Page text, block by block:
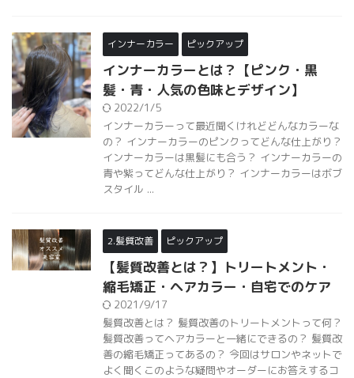
インナーカラー ピックアップ
インナーカラーとは？【ピンク・黒
髪・青・人気の色味とデザイン】
2022/1/5
インナーカラーって最近聞くけれどどんなカラーな
の？ インナーカラーのピンクってどんな仕上がり？
インナーカラーは黒髪にも合う？ インナーカラーの
青や紫ってどんな仕上がり？ インナーカラーはボブ
スタイル ...
2.髪質改善 ピックアップ
【髪質改善とは？】トリートメント・
縮毛矯正・ヘアカラー・自宅でのケア
2021/9/17
髪質改善とは？ 髪質改善のトリートメントって何？
髪質改善ってヘアカラーと一緒にできるの？ 髪質改
善の縮毛矯正ってあるの？ 今回はサロンやネットで
よく聞くこのような疑問やオーダーにお答えするコ